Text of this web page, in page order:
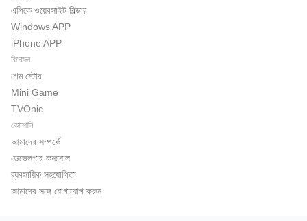
এপিকে ওয়েবসাইট বিল্ডার
Windows APP
iPhone APP
বিনোদন
গেম স্টোর
Mini Game
TVOnic
কোম্পানি
আমাদের সম্পর্কে
ডেভেলপার কনসোল
ব্যবসায়িক সহযোগিতা
আমাদের সঙ্গে যোগাযোগ করুন